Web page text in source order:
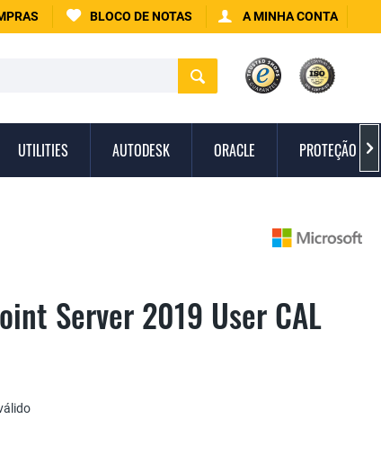
BLOCO DE NOTAS A MINHA CONTA
UTILITIES AUTODESK ORACLE PROTEÇÃO 
Server 2019 User CAL